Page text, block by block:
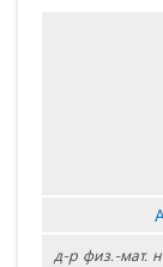
д-р физ.-мат.